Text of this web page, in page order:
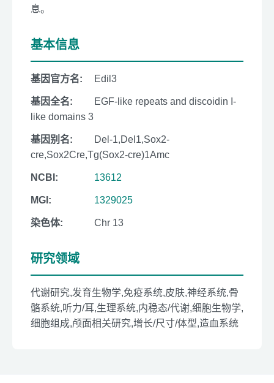
息。
基本信息
基因官方名: Edil3
基因全名:
EGF-like repeats and discoidin I-
like domains 3
基因别名:
Del-1,Del1,Sox2-
cre,Sox2Cre,Tg(Sox2-cre)1Amc
NCBI: 13612
MGI: 1329025
染色体: Chr 13
研究领域
代谢研究,发育生物学,免疫系统,皮肤,神经系统,骨
骼系统,听力/耳,生理系统,内稳态/代谢,细胞生物学,
细胞组成,颅面相关研究,增长/尺寸/体型,造血系统